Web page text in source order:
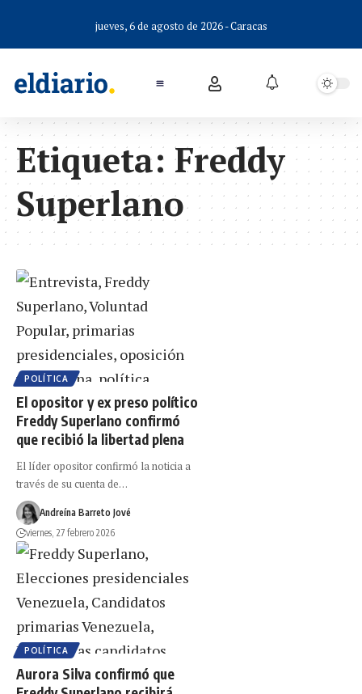
jueves, 6 de agosto de 2026 - Caracas
Etiqueta: Freddy
Superlano
POLÍTICA
El opositor y ex preso político
Freddy Superlano confirmó
que recibió la libertad plena
El líder opositor confirmó la noticia a
través de su cuenta de…
Andreína Barreto Jové
viernes, 27 febrero 2026
POLÍTICA
Aurora Silva confirmó que